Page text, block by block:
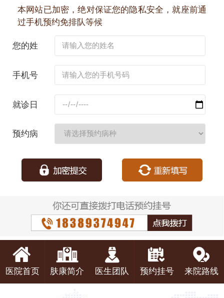
本网站已加密，绝对保证您的隐私安全，就座前通
过手机预约免排队等候
您的姓
手机号
就诊日
预约病
医院首页 肤康简介 医生团队 预约挂号 来院路线